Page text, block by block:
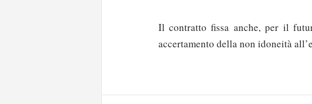
Il contratto fissa anche, per il
accertamento della non idoneità
Solo gli utenti registrati